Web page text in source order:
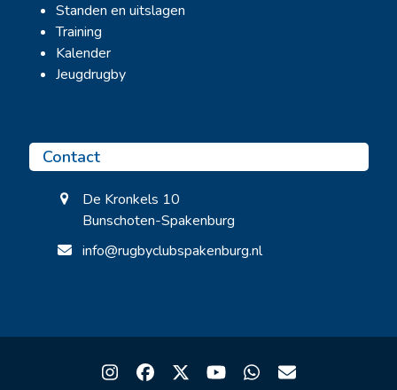
Standen en uitslagen
Training
Kalender
Jeugdrugby
Contact
De Kronkels 10
Bunschoten-Spakenburg
info@rugbyclubspakenburg.nl
Instagram
Facebook
TwitterYouTubeWhatsapp
Email